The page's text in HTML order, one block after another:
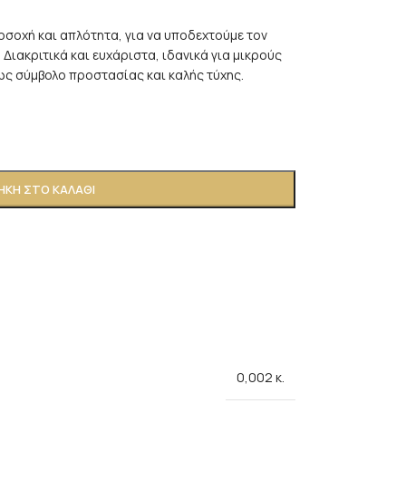
και απλότητα, για να υποδεχτούμε τον
και ευχάριστα, ιδανικά για μικρούς
σύμβολο προστασίας και καλής τύχης.
ΣΤΟ ΚΑΛΆΘΙ
0,002 κ.